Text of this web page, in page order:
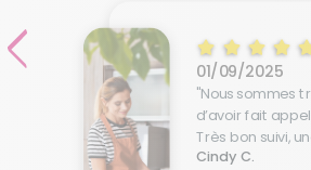
01/09/2025
"Nous sommes
d’avoir fait
Très bon suivi,
professionnelle a
Cindy C.